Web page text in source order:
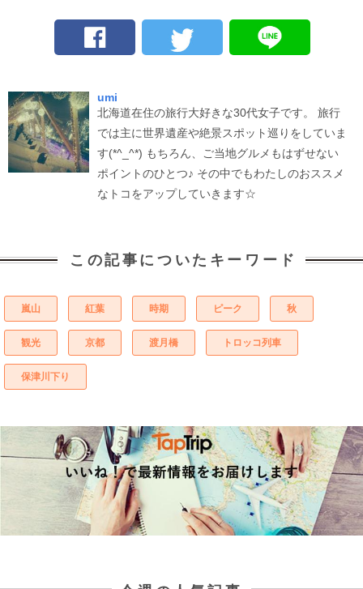
umi
北海道在住の旅行大好きな30代女子です。 旅行
では主に世界遺産や絶景スポット巡りをしていま
す(*^_^*) もちろん、ご当地グルメもはずせない
ポイントのひとつ♪ その中でもわたしのおススメ
なトコをアップしていきます☆
この記事についたキーワード
嵐山 紅葉 時期 ピーク 秋
観光 京都 渡月橋 トロッコ列車
保津川下り